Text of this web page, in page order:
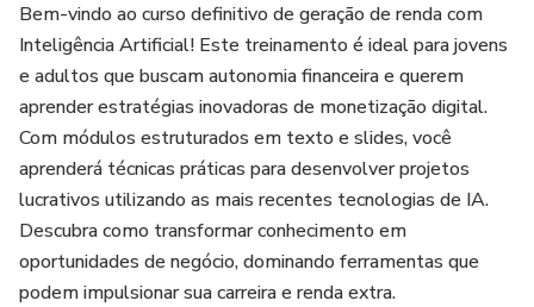
Bem-vindo ao curso definitivo de geração de renda com
Inteligência Artificial! Este treinamento é ideal para jovens
e adultos que buscam autonomia financeira e querem
aprender estratégias inovadoras de monetização digital.
Com módulos estruturados em texto e slides, você
aprenderá técnicas práticas para desenvolver projetos
lucrativos utilizando as mais recentes tecnologias de IA.
Descubra como transformar conhecimento em
oportunidades de negócio, dominando ferramentas que
podem impulsionar sua carreira e renda extra.